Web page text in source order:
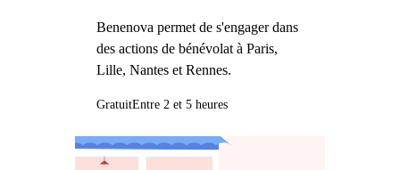
Benenova permet de s'engager dans
des actions de bénévolat à Paris,
Lille, Nantes et Rennes.
GratuitEntre 2 et 5 heures